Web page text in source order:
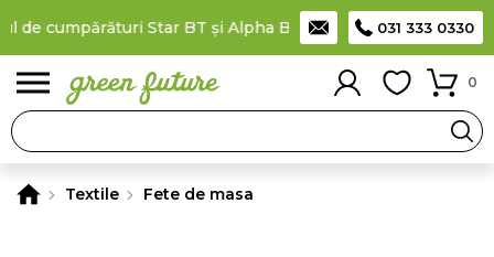
cumpărături Star BT și Alpha Bank Plătești în rateprin
031 333 0330
0
Textile Fete de masa